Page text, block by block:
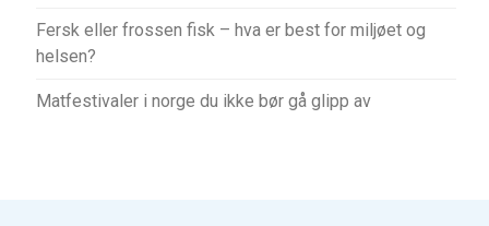
Fersk eller frossen fisk – hva er best for miljøet og
helsen?
Matfestivaler i norge du ikke bør gå glipp av